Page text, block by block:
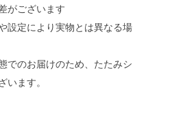
がございます
設定により実物とは異なる場
でのお届けのため、たたみシ
います。